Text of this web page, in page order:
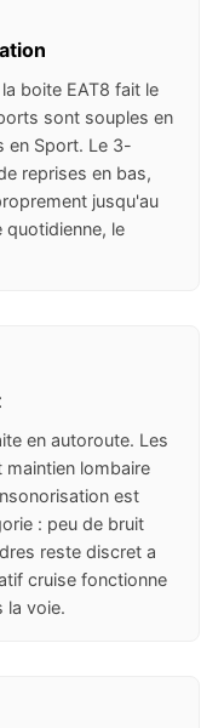
boite EAT8 fait le
sont souples en
en Sport. Le 3-
reprises en bas,
jusqu'au
quotidienne, le
en autoroute. Les
maintien lombaire
est
: peu de bruit
reste discret a
cruise fonctionne
la voie.